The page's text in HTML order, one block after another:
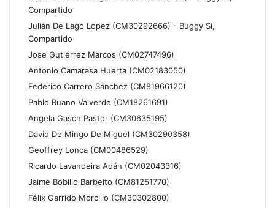
Compartido
Julián De Lago Lopez (CM30292666) - Buggy Si,
Compartido
Jose Gutiérrez Marcos (CM02747496)
Antonio Camarasa Huerta (CM02183050)
Federico Carrero Sánchez (CM81966120)
Pablo Ruano Valverde (CM18261691)
Angela Gasch Pastor (CM30635195)
David De Mingo De Miguel (CM30290358)
Geoffrey Lonca (CM00486529)
Ricardo Lavandeira Adán (CM02043316)
Jaime Bobillo Barbeito (CM81251770)
Félix Garrido Morcillo (CM30302800)